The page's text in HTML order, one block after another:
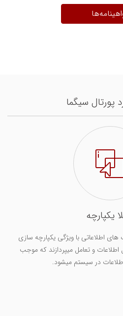
سیگما
یکپارچه
اطلاعاتی با ویژگی یکپارچه سازی
اطلاعات و تعامل میپردازند که موجب
در سیستم میشود.